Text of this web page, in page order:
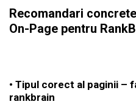
Recomandari
On-Page pentru
• Tipul corect al paginii –
rankbrain